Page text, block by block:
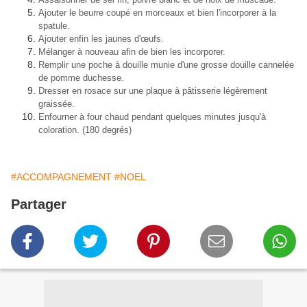
Ajouter le beurre coupé en morceaux et bien l'incorporer à la
spatule.
Ajouter enfin les jaunes d'œufs.
Mélanger à nouveau afin de bien les incorporer.
Remplir une poche à douille munie d'une grosse douille cannelée
de pomme duchesse.
Dresser en rosace sur une plaque à pâtisserie légèrement
graissée.
Enfourner à four chaud pendant quelques minutes jusqu'à
coloration. (180 degrés)
#ACCOMPAGNEMENT #NOEL
Partager